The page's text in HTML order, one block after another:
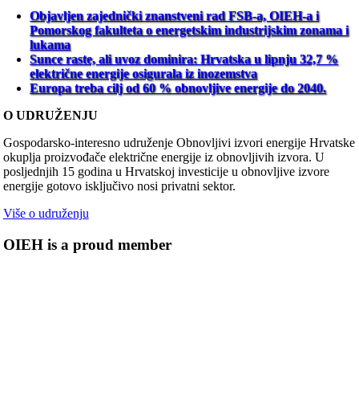
Objavljen zajednički znanstveni rad FSB-a, OIEH-a i
Pomorskog fakulteta o energetskim industrijskim zonama i
lukama
Sunce raste, ali uvoz dominira: Hrvatska u lipnju 32,7 %
električne energije osigurala iz inozemstva
Europa treba cilj od 60 % obnovljive energije do 2040.
O UDRUŽENJU
Gospodarsko-interesno udruženje Obnovljivi izvori energije Hrvatske
okuplja proizvođače električne energije iz obnovljivih izvora. U
posljednjih 15 godina u Hrvatskoj investicije u obnovljive izvore
energije gotovo isključivo nosi privatni sektor.
Više o udruženju
OIEH is a proud member